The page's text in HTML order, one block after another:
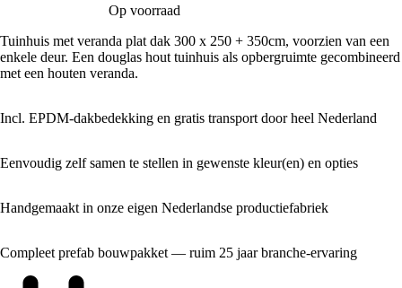
Op voorraad
Tuinhuis met veranda plat dak 300 x 250 + 350cm, voorzien van een
enkele deur. Een douglas hout tuinhuis als opbergruimte gecombineerd
met een houten veranda.
Incl. EPDM-dakbedekking en gratis transport door heel Nederland
Eenvoudig zelf samen te stellen in gewenste kleur(en) en opties
Handgemaakt in onze eigen Nederlandse productiefabriek
Compleet prefab bouwpakket — ruim 25 jaar branche-ervaring